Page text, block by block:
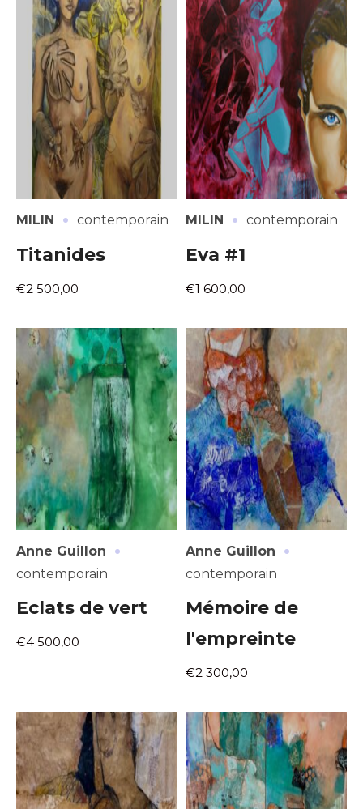
MILIN · contemporain
Titanides
€2 500,00
MILIN · contemporain
Eva #1
€1 600,00
Anne Guillon ·
contemporain
Eclats de vert
€4 500,00
Anne Guillon ·
contemporain
Mémoire de
l'empreinte
€2 300,00